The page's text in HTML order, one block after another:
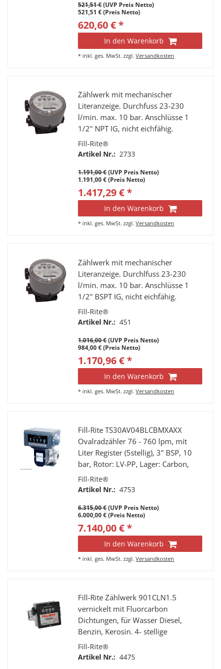
521,51 €(UVP Preis Netto)
521,51 € (Preis Netto)
620,60 € *
In den Warenkorb
* inkl. ges. MwSt. zzgl.Versandkosten
Zählwerk mit mechanischer
Literanzeige. Durchfuss 23-230
l/min. max. 10 bar. Anschlüsse 1
1/2" NPT IG, nicht eichfähig.
Fill-Rite®
Artikel Nr.: 2733
1.191,00 €(UVP Preis Netto)
1.191,00 € (Preis Netto)
1.417,29 € *
In den Warenkorb
* inkl. ges. MwSt. zzgl.Versandkosten
Zählwerk mit mechanischer
Literanzeige. Durchlfuss 23-230
l/min. max. 10 bar. Anschlüsse 1
1/2" BSPT IG, nicht eichfähig.
Fill-Rite®
Artikel Nr.: 451
1.016,00 €(UVP Preis Netto)
984,00 € (Preis Netto)
1.170,96 € *
In den Warenkorb
* inkl. ges. MwSt. zzgl.Versandkosten
Fill-Rite TS30AV04BLCBMXAXX
Ovalradzähler 76 - 760 lpm, mit
Liter Register (5stellig), 3" BSP, 10
bar, Rotor: LV-PP, Lager: Carbon,
kein Pulser, Dichtungen: Viton
Fill-Rite®
Artikel Nr.: 4753
6.315,00 €(UVP Preis Netto)
6.000,00 € (Preis Netto)
7.140,00 € *
In den Warenkorb
* inkl. ges. MwSt. zzgl.Versandkosten
Fill-Rite Zählwerk 901CLN1.5
vernickelt mit Fluorcarbon
Dichtungen, für Wasser Diesel,
Benzin, Kerosin. 4- stellige
rückstellbare Anzeige, 7-stelliger
Summenzähler, Anschlüsse 1 1/2"
Fill-Rite®
Artikel Nr.: 4475